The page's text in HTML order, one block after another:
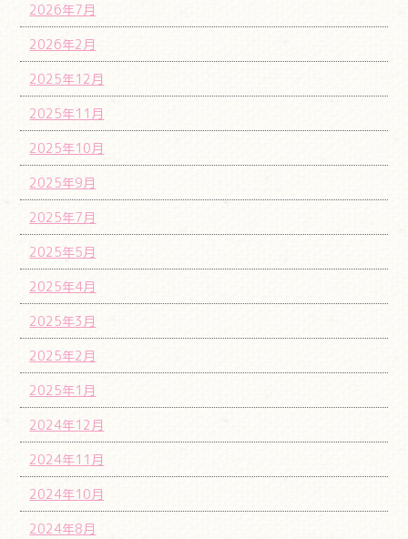
2026年7月
2026年2月
2025年12月
2025年11月
2025年10月
2025年9月
2025年7月
2025年5月
2025年4月
2025年3月
2025年2月
2025年1月
2024年12月
2024年11月
2024年10月
2024年8月